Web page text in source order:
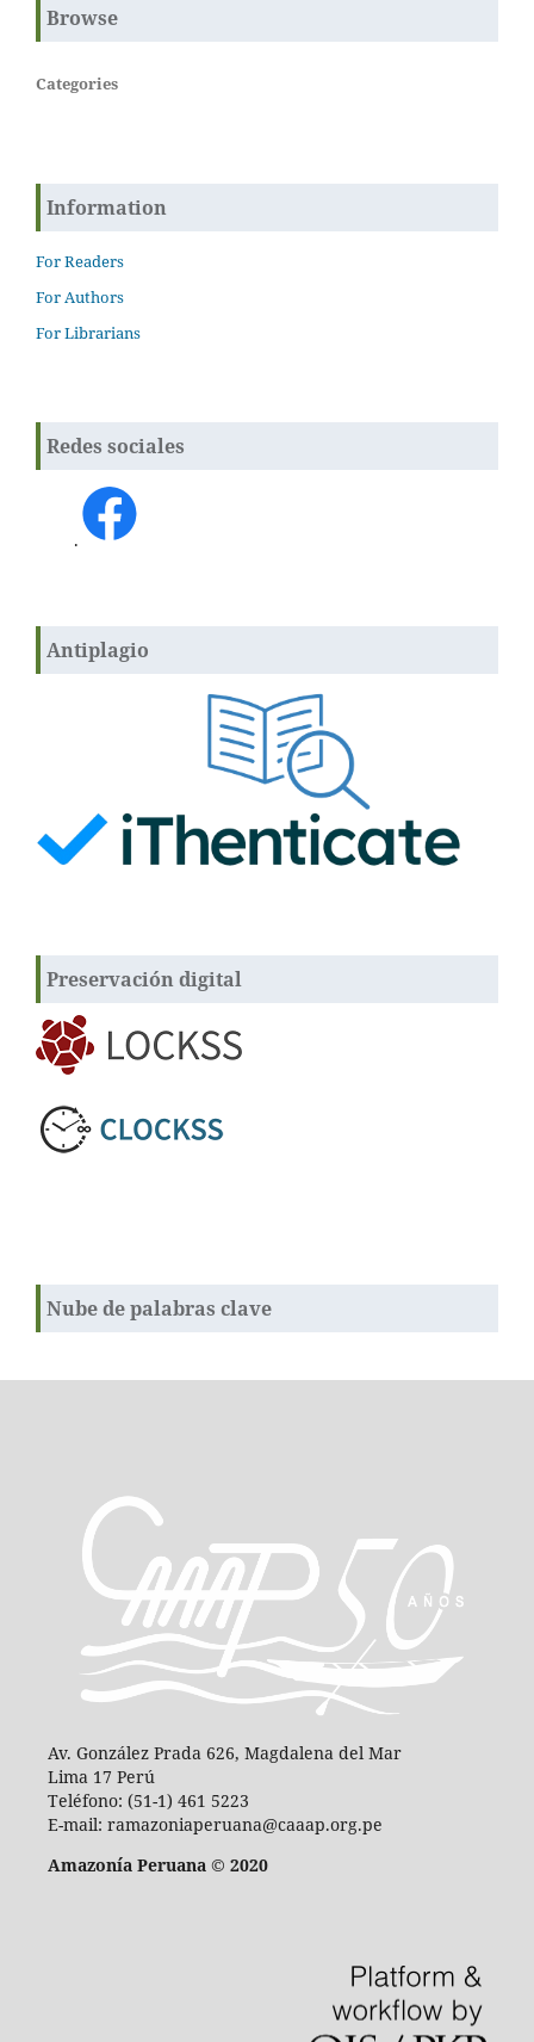
Browse
Categories
Information
For Readers
For Authors
For Librarians
Redes sociales
.
Antiplagio
Preservación digital
Nube de palabras clave
Av. González Prada 626, Magdalena del Mar
Lima 17 Perú
Teléfono: (51-1) 461 5223
E-mail: ramazoniaperuana@caaap.org.pe
Amazonía Peruana © 2020